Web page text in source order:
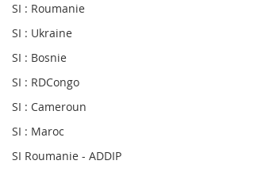
SI : Roumanie
SI : Ukraine
SI : Bosnie
SI : RDCongo
SI : Cameroun
SI : Maroc
SI Roumanie - ADDIP